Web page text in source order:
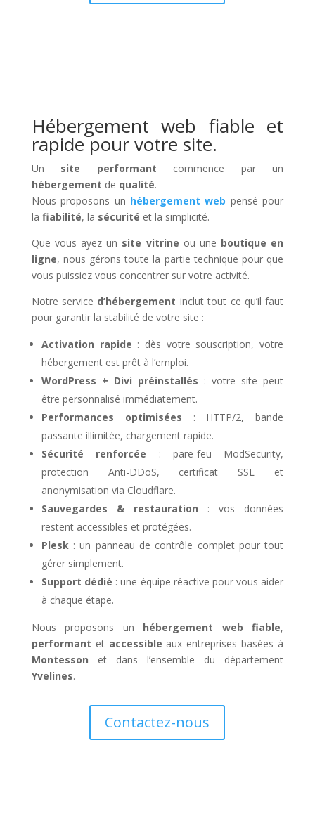
Hébergement web fiable et
rapide pour votre site.
Un site performant commence par un
hébergement de qualité.
Nous proposons un hébergement web pensé pour
la fiabilité, la sécurité et la simplicité.
Que vous ayez un site vitrine ou une boutique en
ligne, nous gérons toute la partie technique pour que
vous puissiez vous concentrer sur votre activité.
Notre service d’hébergement inclut tout ce qu’il faut
pour garantir la stabilité de votre site :
Activation rapide : dès votre souscription, votre
hébergement est prêt à l’emploi.
WordPress + Divi préinstallés : votre site peut
être personnalisé immédiatement.
Performances optimisées : HTTP/2, bande
passante illimitée, chargement rapide.
Sécurité renforcée : pare-feu ModSecurity,
protection Anti-DDoS, certificat SSL et
anonymisation via Cloudflare.
Sauvegardes & restauration : vos données
restent accessibles et protégées.
Plesk: un panneau de contrôle complet pour tout
gérer simplement.
Support dédié : une équipe réactive pour vous aider
à chaque étape.
Nous proposons un hébergement web fiable,
performant et accessible aux entreprises basées à
Montesson et dans l’ensemble du département
Yvelines.
Contactez-nous